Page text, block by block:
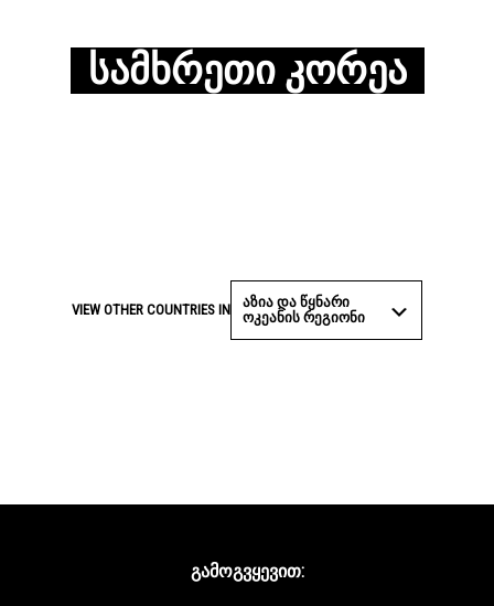
ᲡᲐᲛᲮᲠᲔᲗᲘ ᲙᲝᲠᲔᲐ
VIEW OTHER COUNTRIES IN
ᲐᲖᲘᲐ ᲓᲐ ᲬᲧᲜᲐᲠᲘ
ᲝᲙᲔᲐᲜᲘᲡ ᲠᲔᲒᲘᲝᲜᲘ
ᲒᲐᲛᲝᲒᲕᲧᲔᲕᲘᲗ: